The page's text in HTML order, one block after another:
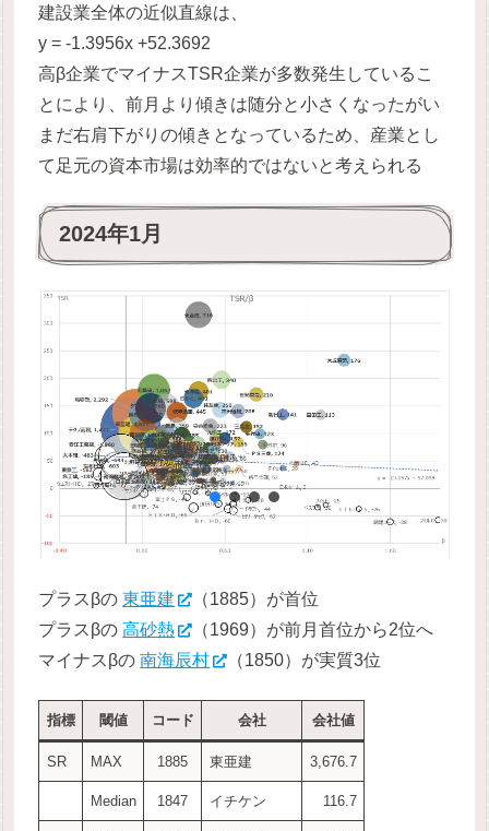
建設業全体の近似直線は、
y = -1.3956x +52.3692
高β企業でマイナスTSR企業が多数発生しているこ
とにより、前月より傾きは随分と小さくなったがい
まだ右肩下がりの傾きとなっているため、産業とし
て足元の資本市場は効率的ではないと考えられる
2024年1月
プラスβの東亜建
（1885）が首位
プラスβの高砂熱
（1969）が前月首位から2位へ
マイナスβの南海辰村 （1850）が実質3位
指標 閾値 コード 会社 会社値
SR MAX 1885 東亜建 3,676.7
Median 1847 イチケン 116.7